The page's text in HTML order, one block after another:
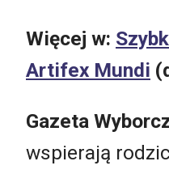
Więcej w:
Artifex Mundi
Gazeta
wspierają